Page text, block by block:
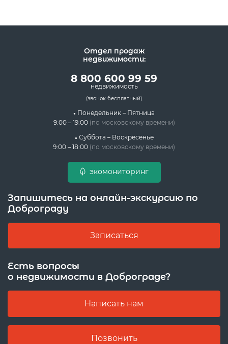
Отдел продаж
недвижимости:
8 800 600 99 59
недвижимость
(звонок бесплатный)
Понедельник – Пятница
9:00 – 19:00 (по московскому времени)
Суббота – Воскресенье
9:00 – 18:00 (по московскому времени)
экомониторинг
Запишитесь на онлайн-экскурсию по
Доброграду
Записаться
Есть вопросы
о недвижимости в Доброграде?
Написать нам
Позвонить